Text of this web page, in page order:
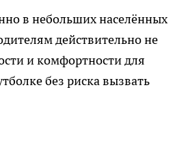
в небольших населённых
действительно не
и комфортности для
без риска вызвать